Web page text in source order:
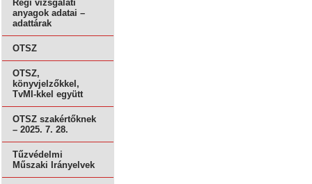
Régi vizsgálati
anyagok adatai –
adattárak
OTSZ
OTSZ,
könyvjelzőkkel,
TvMI-kkel együtt
OTSZ szakértőknek
– 2025. 7. 28.
Tűzvédelmi
Műszaki Irányelvek